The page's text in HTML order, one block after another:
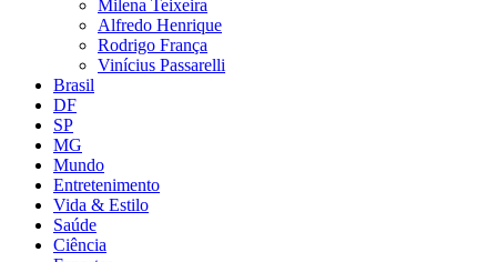
Milena Teixeira
Alfredo Henrique
Rodrigo França
Vinícius Passarelli
Brasil
DF
SP
MG
Mundo
Entretenimento
Vida & Estilo
Saúde
Ciência